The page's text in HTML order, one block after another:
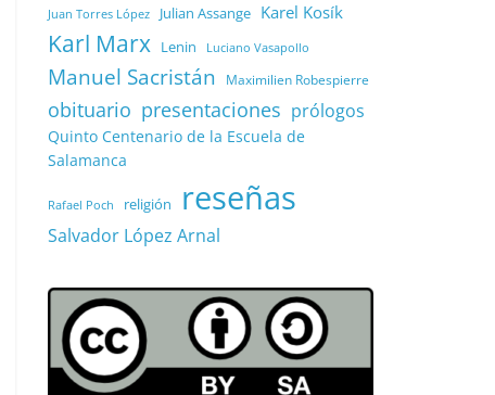
Juan Torres López Julian Assange Karel Kosík
Karl Marx Lenin Luciano Vasapollo
Manuel Sacristán Maximilien Robespierre
obituario presentaciones prólogos
Quinto Centenario de la Escuela de
Salamanca
Rafael Poch religión reseñas
Salvador López Arnal